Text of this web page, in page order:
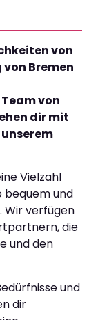
von
von Bremen
von
dir mit
Vielzahl
bequem und
Wir verfügen
die
und den
und
dir